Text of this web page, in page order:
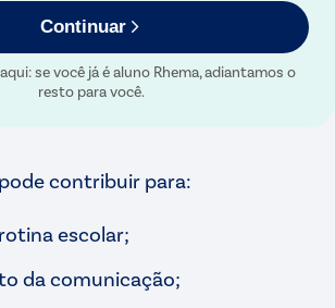
Continuar
se você já é aluno Rhema, adiantamos o
resto para você.
contribuir para:
escolar;
da comunicação;